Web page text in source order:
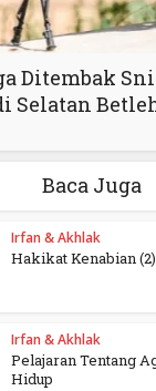
Ditembak
Selatan
Baca Juga
Irfan & Akhlak
Hakikat Kenabian (2)
Irfan & Akhlak
Pelajaran Tentang
Hidup